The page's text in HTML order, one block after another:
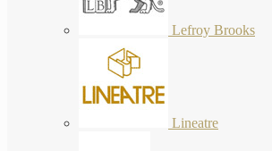
Lefroy Brooks
Lineatre